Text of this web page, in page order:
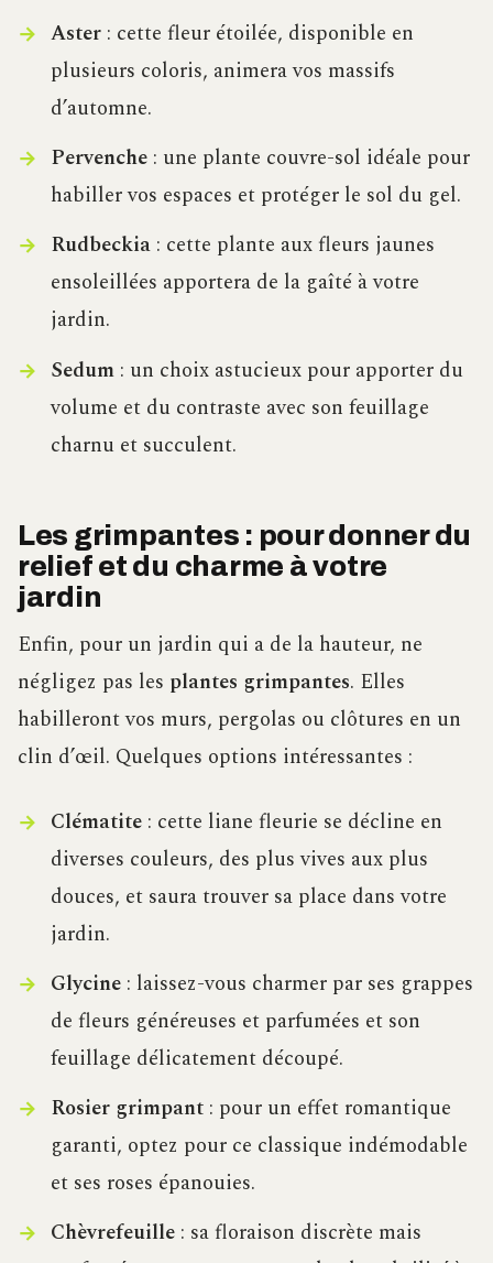
Aster: cette fleur étoilée, disponible en
plusieurs coloris, animera vos massifs
d’automne.
Pervenche: une plante couvre-sol idéale pour
habiller vos espaces et protéger le sol du gel.
Rudbeckia: cette plante aux fleurs jaunes
ensoleillées apportera de la gaîté à votre
jardin.
Sedum: un choix astucieux pour apporter du
volume et du contraste avec son feuillage
charnu et succulent.
Les grimpantes : pour donner du
relief et du charme à votre
jardin
Enfin, pour un jardin qui a de la hauteur, ne
négligez pas les plantes grimpantes. Elles
habilleront vos murs, pergolas ou clôtures en un
clin d’œil. Quelques options intéressantes :
Clématite: cette liane fleurie se décline en
diverses couleurs, des plus vives aux plus
douces, et saura trouver sa place dans votre
jardin.
Glycine: laissez-vous charmer par ses grappes
de fleurs généreuses et parfumées et son
feuillage délicatement découpé.
Rosier grimpant: pour un effet romantique
garanti, optez pour ce classique indémodable
et ses roses épanouies.
Chèvrefeuille: sa floraison discrète mais